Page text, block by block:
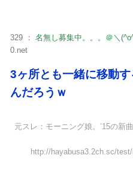
329 ： 名無し募集中。。。＠＼
0.net
3ヶ所とも一緒に移動
んだろうｗ
元スレ：モーニング娘。’15の新
http://hayabusa3.2ch.sc/